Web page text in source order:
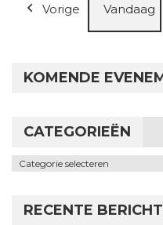
Vorige Vandaag
KOMENDE
CATEGORIEËN
Categorieën
RECENTE